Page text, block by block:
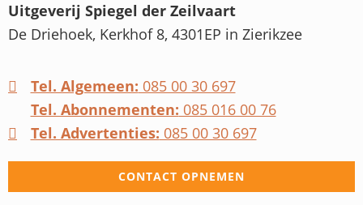
Uitgeverij Spiegel der Zeilvaart
De Driehoek, Kerkhof 8, 4301EP in Zierikzee
Tel. Algemeen: 085 00 30 697
Tel. Abonnementen: 085 016 00 76
Tel. Advertenties: 085 00 30 697
CONTACT OPNEMEN